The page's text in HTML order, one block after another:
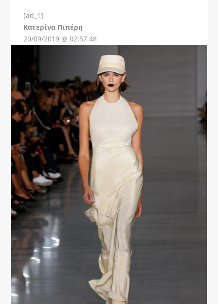
[ad_1]
Kατερίνα Πιπέρη
20/09/2019 @ 02:57:48